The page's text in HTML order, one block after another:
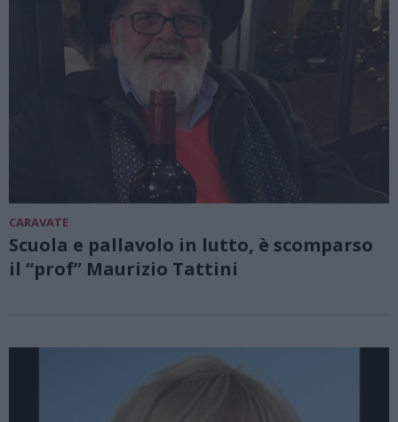
CARAVATE
Scuola e pallavolo in lutto, è scomparso
il “prof” Maurizio Tattini